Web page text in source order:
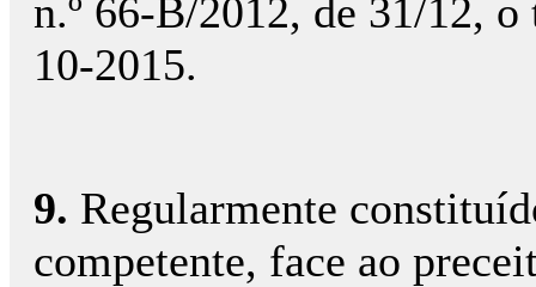
n.º 66-B/2012, de 31/12,
10-2015.
9. Regularmente
competente, face ao